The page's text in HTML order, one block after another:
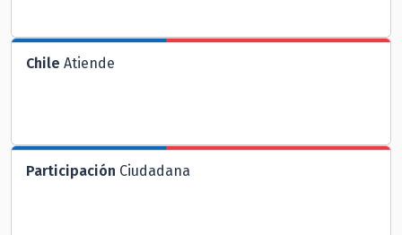
Chile Atiende
Participación Ciudadana